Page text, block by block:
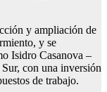
y ampliación de
y se
Isidro Casanova –
con una inversión
de trabajo.